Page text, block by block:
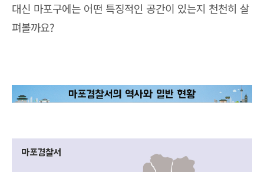
대신 마포구에는 어떤 특징적인 공간이 있는지 천천히 살
펴볼까요?